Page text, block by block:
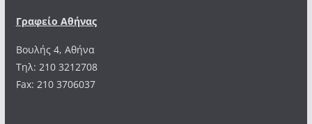
Γραφείο Αθήνας
Βουλής 4, Αθήνα
Τηλ: 210 3212708
Fax: 210 3706037